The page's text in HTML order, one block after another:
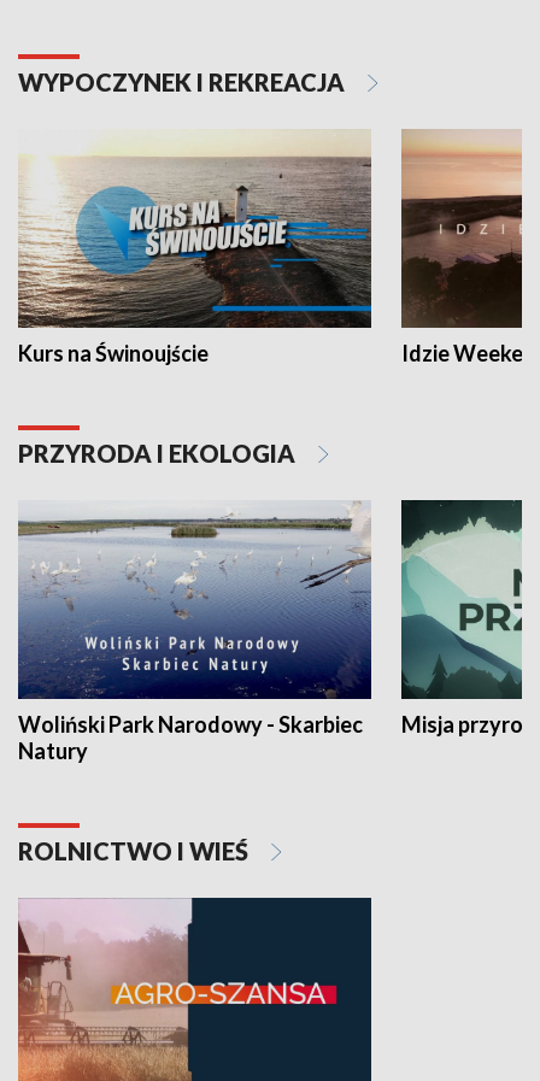
WYPOCZYNEK I REKREACJA
Kurs na Świnoujście Idzie
PRZYRODA I EKOLOGIA
Woliński Park Narodowy - Skarbiec
Natury
Misja
ROLNICTWO I WIEŚ